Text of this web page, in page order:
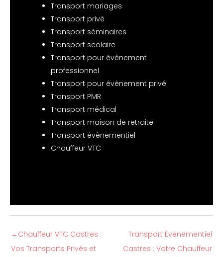
Transport mariages
Transport privé
Transport séminaires
Transport scolaire
Transport pour évènement
professionnel
Transport pour évènement privé
Transport PMR
Transport médical
Transport maison de retraite
Transport évènementiel
Chauffeur VTC
← Chauffeur VTC Castres :
Vos Transports Privés et
Transport Évènementiel
Castres : Votre Chauffeur